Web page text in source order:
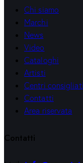
Chi siamo
Marchi
News
Video
Cataloghi
Artisti
Centri consigliati
Contatti
Area riservata
Contatti